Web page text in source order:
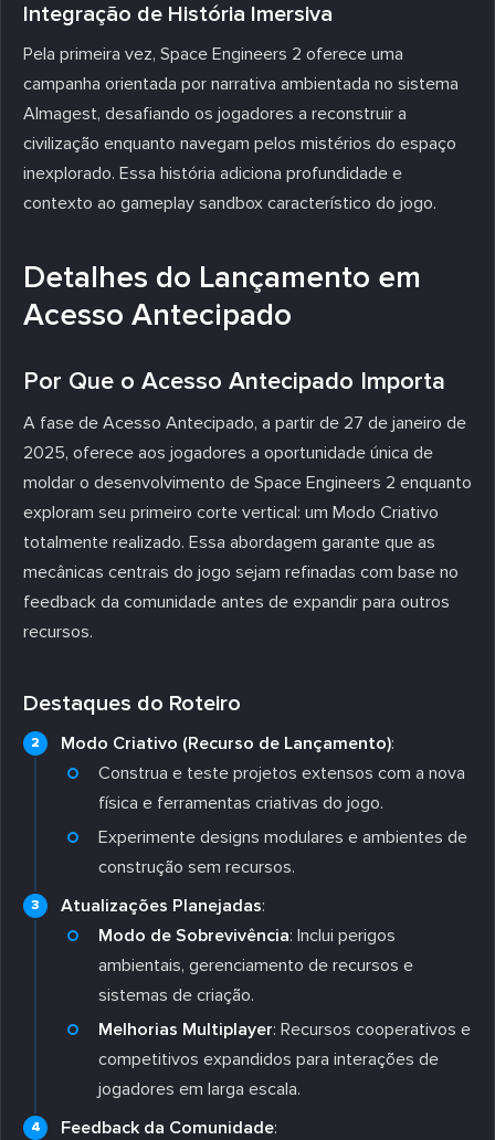
Integração de História Imersiva
Pela primeira vez, Space Engineers 2 oferece uma
campanha orientada por narrativa ambientada no sistema
Almagest, desafiando os jogadores a reconstruir a
civilização enquanto navegam pelos mistérios do espaço
inexplorado. Essa história adiciona profundidade e
contexto ao gameplay sandbox característico do jogo.
Detalhes do Lançamento em
Acesso Antecipado
Por Que o Acesso Antecipado Importa
A fase de Acesso Antecipado, a partir de 27 de janeiro de
2025, oferece aos jogadores a oportunidade única de
moldar o desenvolvimento de Space Engineers 2 enquanto
exploram seu primeiro corte vertical: um Modo Criativo
totalmente realizado. Essa abordagem garante que as
mecânicas centrais do jogo sejam refinadas com base no
feedback da comunidade antes de expandir para outros
recursos.
Destaques do Roteiro
Modo Criativo (Recurso de Lançamento):
Construa e teste projetos extensos com a nova
física e ferramentas criativas do jogo.
Experimente designs modulares e ambientes de
construção sem recursos.
Atualizações Planejadas:
Modo de Sobrevivência: Inclui perigos
ambientais, gerenciamento de recursos e
sistemas de criação.
Melhorias Multiplayer: Recursos cooperativos e
competitivos expandidos para interações de
jogadores em larga escala.
Feedback da Comunidade: